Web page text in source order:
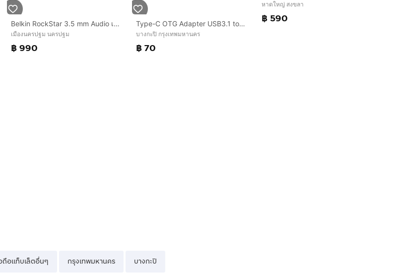
Belkin RockStar 3.5 mm Audio เเละ USB-C Charge Adapter ของเเท้ใหม่
เมืองนครปฐม นครปฐม
฿ 990
Type-C OTG Adapter USB3.1 to USB2.0 Type-A Connector
บางกะปิ กรุงเทพมหานคร
฿ 70
หาดใหญ่ สงขลา
฿ 590
อแท็บเล็ตอื่นๆ กรุงเทพมหานคร บางกะปิ